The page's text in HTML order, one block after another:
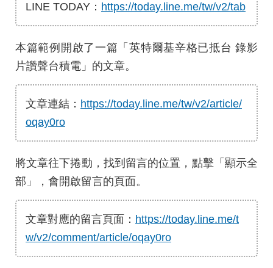
LINE TODAY： https://today.line.me/tw/v2/tab
本篇範例開啟了一篇「英特爾基辛格已抵台 錄影
片讚聲台積電」的文章。
文章連結： https://today.line.me/tw/v2/article/
oqay0ro
將文章往下捲動，找到留言的位置，點擊「顯示全
部」，會開啟留言的頁面。
文章對應的留言頁面： https://today.line.me/t
w/v2/comment/article/oqay0ro